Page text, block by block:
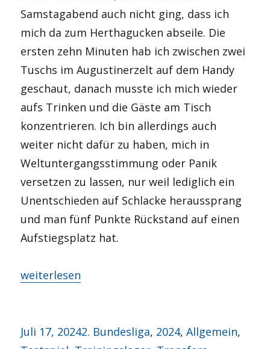
Samstagabend auch nicht ging, dass ich
mich da zum Herthagucken abseile. Die
ersten zehn Minuten hab ich zwischen zwei
Tuschs im Augustinerzelt auf dem Handy
geschaut, danach musste ich mich wieder
aufs Trinken und die Gäste am Tisch
konzentrieren. Ich bin allerdings auch
weiter nicht dafür zu haben, mich in
Weltuntergangsstimmung oder Panik
versetzen zu lassen, nur weil lediglich ein
Unentschieden auf Schlacke heraussprang
und man fünf Punkte Rückstand auf einen
Aufstiegsplatz hat.
„Oans, zwoa, droa – gsuffa!“
weiterlesen
Veröffentlicht
Juli 17, 2024Kategorien
2. Bundesliga, 2024,Allgemein,